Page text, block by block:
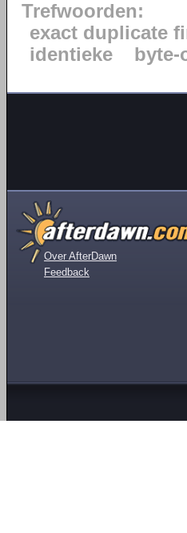
Trefwoorden:
exact duplicate
identieke
byte-
Over AfterDawn
Feedback